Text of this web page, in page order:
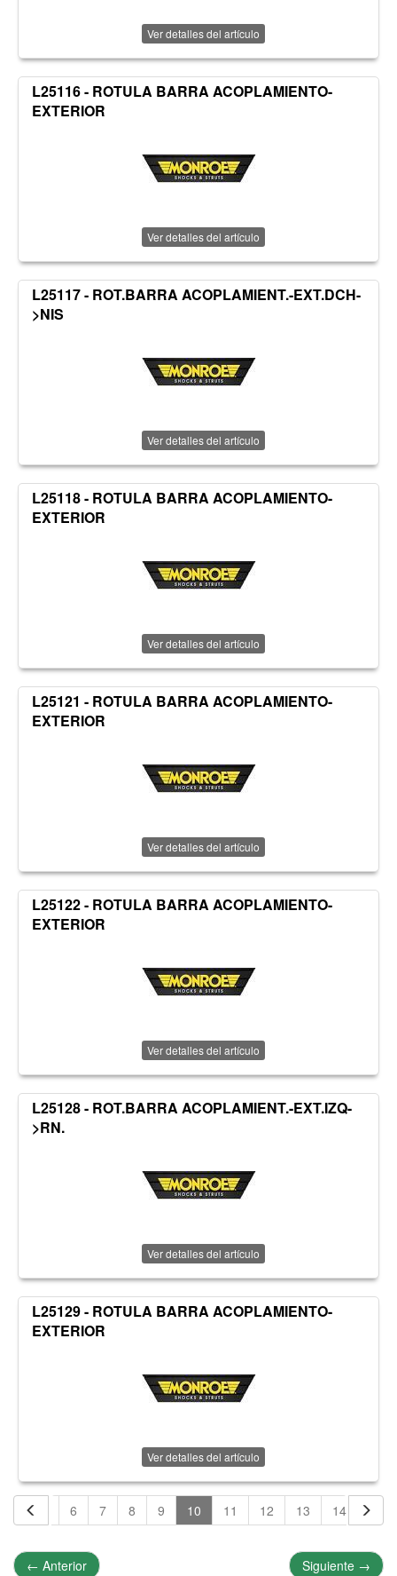
Ver detalles del artículo
L25116 - ROTULA BARRA ACOPLAMIENTO-
EXTERIOR
Ver detalles del artículo
L25117 - ROT.BARRA ACOPLAMIENT.-EXT.DCH-
>NIS
Ver detalles del artículo
L25118 - ROTULA BARRA ACOPLAMIENTO-
EXTERIOR
Ver detalles del artículo
L25121 - ROTULA BARRA ACOPLAMIENTO-
EXTERIOR
Ver detalles del artículo
L25122 - ROTULA BARRA ACOPLAMIENTO-
EXTERIOR
Ver detalles del artículo
L25128 - ROT.BARRA ACOPLAMIENT.-EXT.IZQ-
>RN.
Ver detalles del artículo
L25129 - ROTULA BARRA ACOPLAMIENTO-
EXTERIOR
Ver detalles del artículo
6 7 8 9 10 11 12 13 14 15
← Anterior Siguiente →